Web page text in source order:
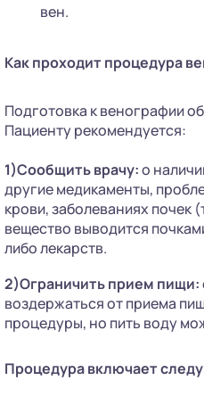
вен.
Как проходит процедура
Подготовка к венографии
Пациенту рекомендуется:
1)Сообщить врачу:о
другие медикаменты,
крови, заболеваниях почек
вещество выводится
либо лекарств.
2)Ограничить прием пищи:
воздержаться от приема
процедуры, но пить воду
Процедура включает